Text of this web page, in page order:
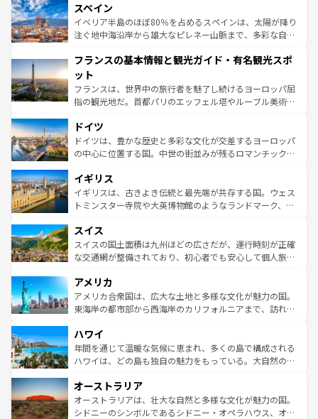
ろん、トスカーナの美しい田園風景やアマルフィ海岸の絶
景など、自然景観も見逃せない。観光の合間には、本場の
ピザやパスタなど、絶品のイタリア料理を堪能することも
ませてくれるイタリアで、忘れられない旅をしてみよう！
なお、新着のイタリア情報は
しい。
スペイン
イベリア半島のほぼ80％を占めるスペインは、太陽が降り
注ぐ地中海沿岸から雄大なピレネー山脈まで、多彩な自然
文化が根付くこの国では、情熱的なフラメンコ、熱気あふ
れる闘牛、そして美味しいタパスが生活の一部となってい
る。首都マドリードの洗練された雰囲気や、バルセロナの
アートに溢れた街角から、地方では古代ローマ遺跡や中世
せる。地方によって風土や気候が異なるスペインはその個
性で訪れる人を魅了する。 なお、新着のスペイン情報は コ
ンテンツ一覧を参照してほしい。
フランスの基本情報と観光ガイド・有名観光スポ
ット
フランスは、世界中の旅行者を魅了し続けるヨーロッパ屈
指の観光地だ。首都パリのエッフェル塔やルーブル美術館
で、幅広い魅力が詰まっている。華麗な宮殿、歴史的な大
聖堂、美しいビーチ、そして豊かな自然が、訪れる者を心
から魅了する。また、フランスは美食の国としても知ら
いる。シャンパンの発祥地であるランス、プロヴァンスの
香り高いラベンダー畑など、多彩な楽しみ方が可能だ。さ
らに、パリ以外の地域にも魅力が溢れており、どの街角に
れる地方に足を運ぶとそれぞれで全く異なる文化を体験で
きるだろう。 なお、新着のフランス情報はコンテンツ一覧
を参照してほしい。
ドイツ
ドイツは、豊かな歴史と多彩な文化が交差するヨーロッパ
の中心に位置する国。中世の街並みが残るロマンチック街
顔を持つこの国は、どこを歩いても飽きることがない。ベ
ルリンの文化的活気、バイエルン州のアルプスの絶景、そ
してライン川沿いのワイン畑といった風景は必見。ビール
は、お酒好きな人にはぜひ体験してほしい。 なお、新着の
ドイツ情報はコンテンツ一覧を参照してほしい。
イギリス
イギリスは、古きよき伝統と最先端が共存する国。ウェス
トミンスター寺院や大英博物館のようなランドマーク、歴
リアごとに異なる魅力がある。また、優雅なアフタヌーン
ティー、ビール好きにはたまらない英国パブ、サッカー観
戦など、本場だからこそできる体験も豊富。イギリスを旅
ンツ一覧を参照してほしい。
スイス
スイスの国土面積は九州ほどの広さだが、運行時刻が正確
な交通網が整備されており、初心者でも安心して個人旅行
の建物がそのまま残る町や、スイスならではのユニークな
博物館もあり、アルプス観光だけでなく町歩きも満喫する
ことができる。国民の所得が高いため物価も高いが、旅行
ば市内交通費無料で観光を楽しむこともできる。 なお、新
着のスイス情報はコンテンツ一覧 を参照してほしい。
アメリカ
アメリカ合衆国は、広大な土地と多様な文化が魅力の国。
東海岸の都市部から西海岸のカリフォルニアまで、訪れる
のような巨大都市は、観光、ショッピング、エンターテイ
ンメントが詰まった刺激的なスポットだ。一方、アメリカ
西部には大自然が広がり、グランドキャニオンやイエロー
部のニューオーリンズでは、音楽と美食が融合した独特の
文化が魅力。旅行者はアメリカの各地域で異なる魅力を楽
しみながら、その多様性と豊かな歴史を感じることができ
ハワイ
年間を通じて温暖な気候に恵まれ、多くの島で構成される
ハワイは、どの島も独自の魅力をもっている。大自然の神
ワイ島は見逃せない。また、定番の観光地といえばオアフ
島だが、静かな自然を求めるならマウイ島やカウアイ島が
おすすめ。エメラルドグリーンに輝く海をはじめ、豊かな
オーストラリア
オーストラリアは、壮大な自然と多様な文化が魅力の国。
シドニーのシンボルであるシドニー・オペラハウス、オー